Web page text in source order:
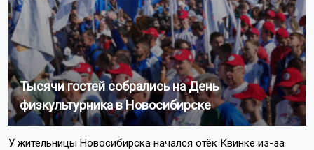
Тысячи гостей собрались на День
физкультурника в Новосибирске
У жительницы Новосибирска начался отёк Квинке из-за